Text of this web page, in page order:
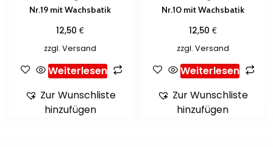
Nr.19 mit Wachsbatik
12,50€
zzgl.Versand
Weiterlesen
Zur Wunschliste
hinzufügen
Nr.10 mit Wachsbatik
12,50 €
zzgl. Versand
Weiterlesen
Zur Wunschliste
hinzufügen